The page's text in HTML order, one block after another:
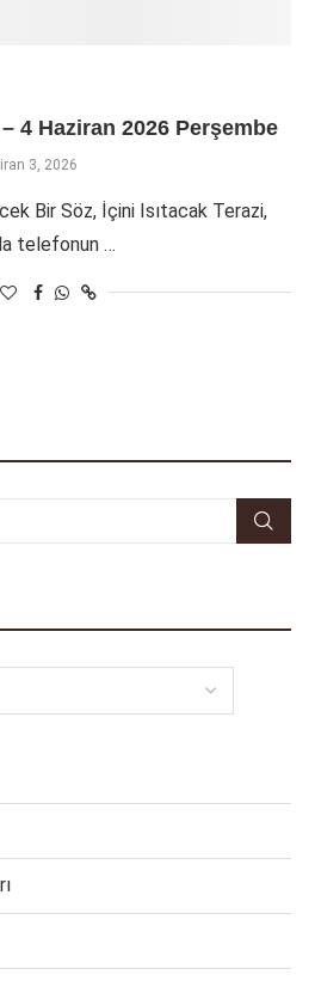
4 Haziran 2026 Perşembe
3, 2026
Bir Söz, İçini Isıtacak Terazi,
telefonun …